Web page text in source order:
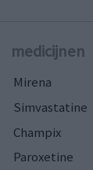
medicijnen
Mirena
Simvastatine
Champix
Paroxetine